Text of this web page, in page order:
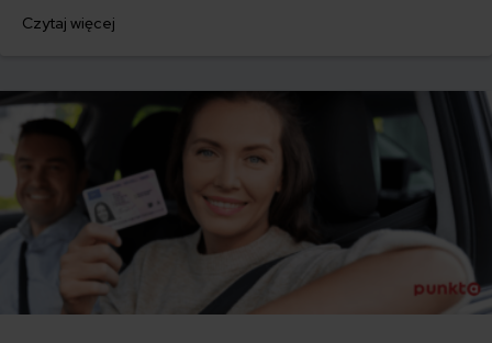
Czytaj więcej